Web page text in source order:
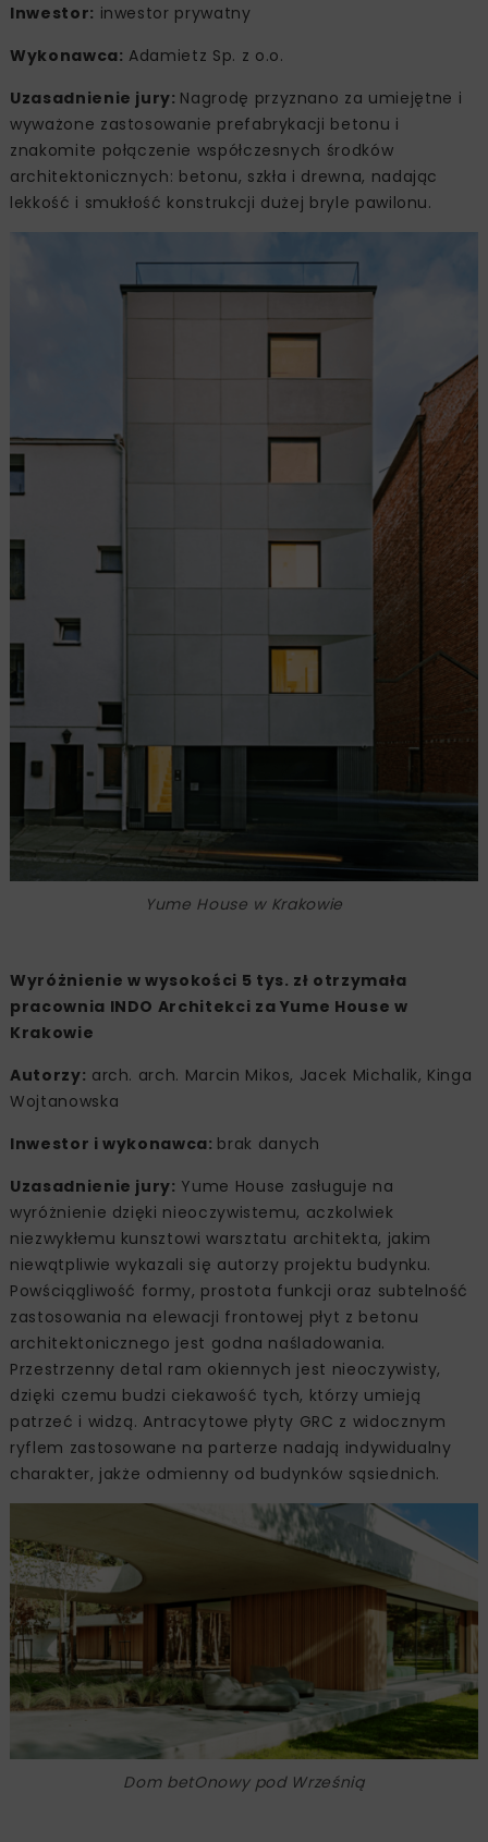
Inwestor: inwestor prywatny
Wykonawca: Adamietz Sp. z o.o.
Uzasadnienie jury: Nagrodę przyznano za umiejętne i
wyważone zastosowanie prefabrykacji betonu i
znakomite połączenie współczesnych środków
architektonicznych: betonu, szkła i drewna, nadając
lekkość i smukłość konstrukcji dużej bryle pawilonu.
Yume House w Krakowie
Wyróżnienie w wysokości 5 tys. zł otrzymała
pracownia INDO Architekci za Yume House w
Krakowie
Autorzy: arch. arch. Marcin Mikos, Jacek Michalik, Kinga
Wojtanowska
Inwestor i wykonawca: brak danych
Uzasadnienie jury: Yume House zasługuje na
wyróżnienie dzięki nieoczywistemu, aczkolwiek
niezwykłemu kunsztowi warsztatu architekta, jakim
niewątpliwie wykazali się autorzy projektu budynku.
Powściągliwość formy, prostota funkcji oraz subtelność
zastosowania na elewacji frontowej płyt z betonu
architektonicznego jest godna naśladowania.
Przestrzenny detal ram okiennych jest nieoczywisty,
dzięki czemu budzi ciekawość tych, którzy umieją
patrzeć i widzą. Antracytowe płyty GRC z widocznym
ryflem zastosowane na parterze nadają indywidualny
charakter, jakże odmienny od budynków sąsiednich.
Dom betOnowy pod Wrześnią